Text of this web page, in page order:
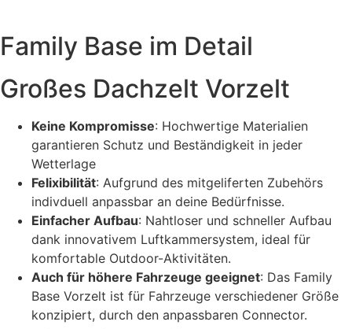
Family Base im Detail
Großes Dachzelt Vorzelt
Keine Kompromisse: Hochwertige Materialien
garantieren Schutz und Beständigkeit in jeder
Wetterlage
Felixibilität: Aufgrund des mitgeliferten Zubehörs
indivduell anpassbar an deine Bedürfnisse.
Einfacher Aufbau: Nahtloser und schneller Aufbau
dank innovativem Luftkammersystem, ideal für
komfortable Outdoor-Aktivitäten.
Auch für höhere Fahrzeuge geeignet: Das Family
Base Vorzelt ist für Fahrzeuge verschiedener Größe
konzipiert, durch den anpassbaren Connector.